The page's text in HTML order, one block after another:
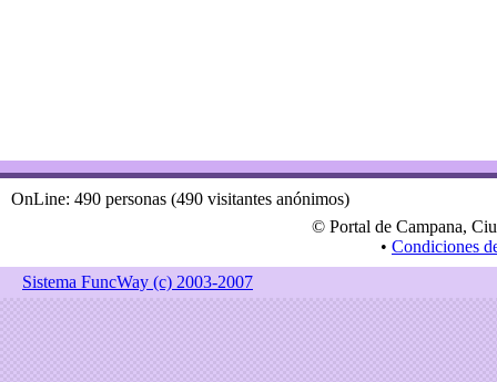
OnLine: 490 personas (490 visitantes anónimos)
© Portal de Campana,
• Condiciones
Sistema FuncWay (c) 2003-2007